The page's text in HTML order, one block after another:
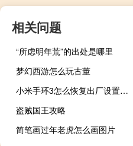
相关问题
“所虑明年荒”的出处是哪里
梦幻西游怎么玩古董
小米手环3怎么恢复出厂设置（小米手环3怎么恢复出厂设置）
盗贼国王攻略
简笔画过年老虎怎么画图片